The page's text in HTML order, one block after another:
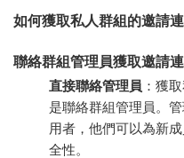
如何獲取私人群組的邀請
聯絡群組管理員獲取邀請
直接聯絡管理員 ：獲
是聯絡群組管理員。
用者，他們可以為新
全性。